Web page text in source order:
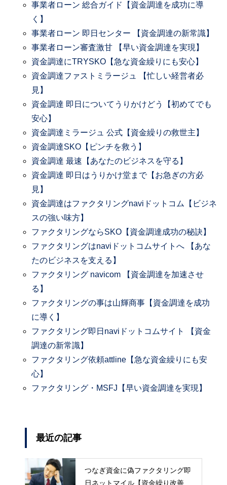
事業者ローン 総合ガイド【資金調達を成功に導
く】
事業者ローン 即日センター 【資金調達の新常識】
事業者ローン審査激甘 【早い資金調達を実現】
資金調達にTRYSKO【急な資金繰りにも安心】
資金調達ファストミラージュ 【忙しい経営者必
見】
資金調達 即日についてうりかけどう【初めてでも
安心】
資金調達ミラージュ 公式【資金繰りの救世主】
資金調達SKO【ピンチを救う】
資金調達 最速【あなたのビジネスを守る】
資金調達 即日はうりかけ堂まで【お急ぎの方必
見】
資金調達はファクタリングnaviドットコム【ビジネ
スの強い味方】
ファクタリングならSKO【資金調達成功の秘訣】
ファクタリングはnaviドットコムサイトへ 【あな
たのビジネスを支える】
ファクタリング navicom 【資金調達を加速させ
る】
ファクタリングの事は山輝商事【資金調達を成功
に導く】
ファクタリング即日naviドットコムサイト 【資金
調達の新常識】
ファクタリング依頼attline【急な資金繰りにも安
心】
ファクタリング・MSFJ【早い資金調達を実現】
最近の記事
つなぎ資金に偽ファクタリング即
日ネットマイル【資金繰り改善に